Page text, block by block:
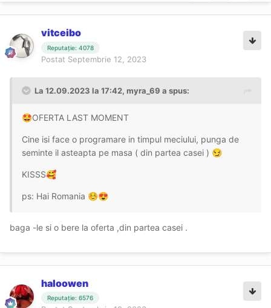
vitceibo
Reputație: 4078
Postat Septembrie 12, 2023
La 12.09.2023 la 17:42, myra_69 a spus:
🤩OFERTA LAST MOMENT
Cine isi face o programare in timpul meciului, punga de
seminte il asteapta pe masa ( din partea casei ) 😏
KISSS🥰
ps: Hai Romania ☺️😍
baga -le si o bere la oferta ,din partea casei .
haloowen
Reputație: 6576